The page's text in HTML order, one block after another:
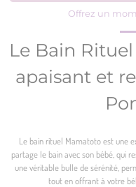
Offrez un
Le Bain
apaisant et
Le bain rituel Mamatoto est une
partage le bain avec son bébé, qui
une véritable bulle de sérénité,
tout en offrant à votre